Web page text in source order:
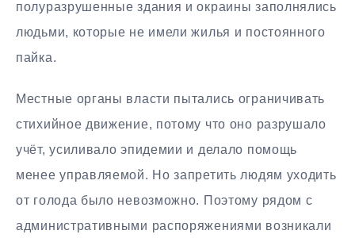
полуразрушенные здания и окраины заполнялись
людьми, которые не имели жилья и постоянного
пайка.
Местные органы власти пытались ограничивать
стихийное движение, потому что оно разрушало
учёт, усиливало эпидемии и делало помощь
менее управляемой. Но запретить людям уходить
от голода было невозможно. Поэтому рядом с
административными распоряжениями возникали